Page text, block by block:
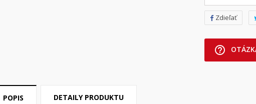
Zdieľať
help_outline
POPIS DETAILY PRODUKTU